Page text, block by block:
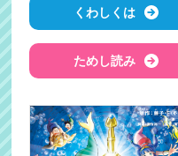
くわしくは
ためし読み